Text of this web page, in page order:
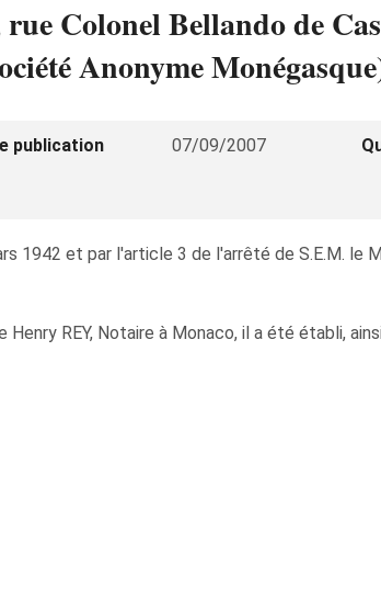
Colonel Bellando de
Anonyme
publication 07/09/2007
1942 et par l'article 3 de l'arrêté de S.E.M. le
REY, Notaire à Monaco, il a été établi,